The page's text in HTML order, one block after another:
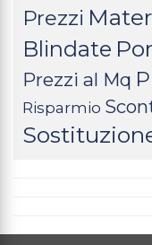
Prezzi
Blindate
Prezzi al Mq
Risparmio